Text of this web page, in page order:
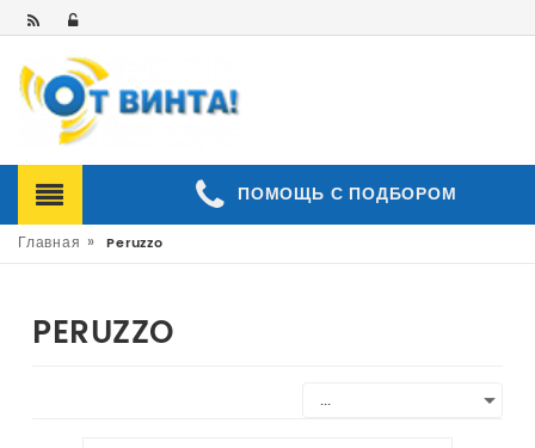
ПОМОЩЬ С ПОДБОРОМ
Главная » Peruzzo
PERUZZO